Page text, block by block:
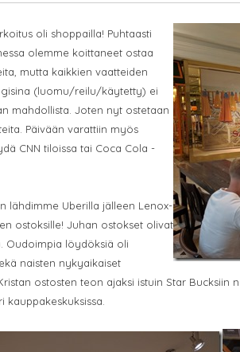
oli shoppailla! Puhtaasti
olemme koittaneet ostaa
mutta kaikkien vaatteiden
(luomu/reilu/käytetty) ei
mahdollista. Joten nyt ostetaan
Päivään varattiin myös
CNN tiloissa tai Coca Cola -
lähdimme Uberilla jälleen Lenox-
ostoksille! Juhan ostokset olivat
Oudoimpia löydöksiä oli
naisten nykyaikaiset
ostosten teon ajaksi istuin Star Bucksiin
kauppakeskuksissa